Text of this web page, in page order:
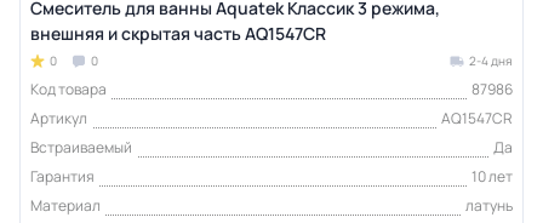
Смеситель для ванны Aquatek Классик 3 режима,
внешняя и скрытая часть AQ1547CR
0 0 2-4 дня
Код товара
87986
Артикул
AQ1547CR
Встраиваемый
Да
Гарантия
10 лет
Материал
латунь